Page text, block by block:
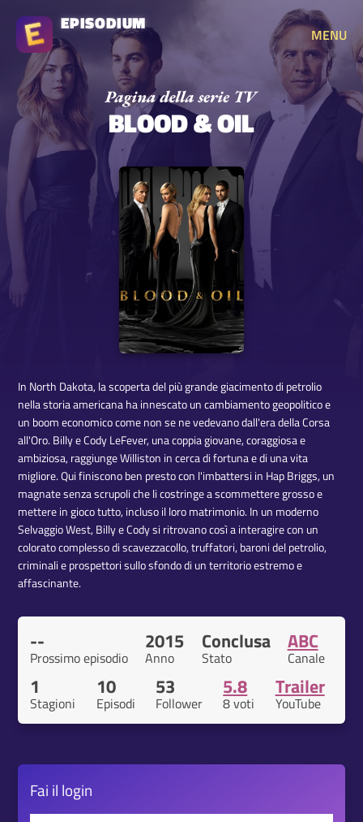
EPISODIUM
MENU
BLOOD & OIL
In North Dakota, la scoperta del più grande giacimento di petrolio
nella storia americana ha innescato un cambiamento geopolitico e
un boom economico come non se ne vedevano dall'era della Corsa
all'Oro. Billy e Cody LeFever, una coppia giovane, coraggiosa e
ambiziosa, raggiunge Williston in cerca di fortuna e di una vita
migliore. Qui finiscono ben presto con l'imbattersi in Hap Briggs, un
magnate senza scrupoli che li costringe a scommettere grosso e
mettere in gioco tutto, incluso il loro matrimonio. In un moderno
Selvaggio West, Billy e Cody si ritrovano così a interagire con un
colorato complesso di scavezzacollo, truffatori, baroni del petrolio,
criminali e prospettori sullo sfondo di un territorio estremo e
affascinante.
--
Prossimo episodio
2015
Anno
Conclusa
Stato
ABC
Canale
1
Stagioni
10
Episodi
53
Follower
5.8
8 voti
Trailer
YouTube
Fai il login